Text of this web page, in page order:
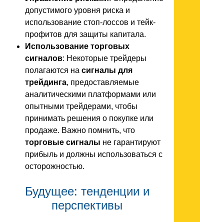
допустимого уровня риска и
использование стоп-лоссов и тейк-
профитов для защиты капитала.
Использование торговых
сигналов: Некоторые трейдеры
полагаются на сигналы для
трейдинга, предоставляемые
аналитическими платформами или
опытными трейдерами, чтобы
принимать решения о покупке или
продаже. Важно помнить, что
торговые сигналы не гарантируют
прибыль и должны использоваться с
осторожностью.
Будущее: тенденции и
перспективы